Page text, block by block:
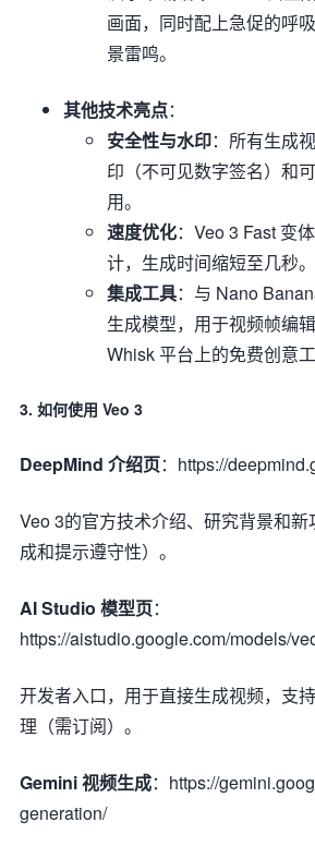
画面，同时配上急促的呼
景雷鸣。
其他技术亮点：
安全性与水印：所有生成
印（不可见数字签名）和
用。
速度优化：Veo 3 Fast 变
计，生成时间缩短至几秒。
集成工具：与 Nano
生成模型，用于视频帧编
Whisk 平台上的免费创意工
3. 如何使用 Veo 3
DeepMind 介绍页：https://
Veo 3的官方技术介绍、研究背景和
成和提示遵守性）。
AI Studio 模型页：
https://aistudio.google.com/models/
开发者入口，用于直接生成视频，支
理（需订阅）。
Gemini 视频生成：https://
generation/